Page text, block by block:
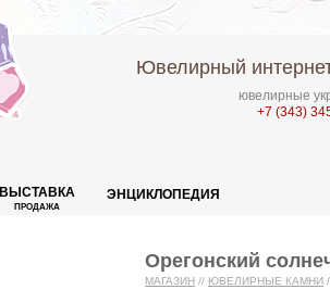
Ювелирный
ювелирные
+7 (343)
ВЫСТАВКА
ПРОДАЖА
ЭНЦИКЛОПЕДИЯ
Орегонский
МАГАЗИН // ЮВЕЛИРНЫЕ КАМНИ